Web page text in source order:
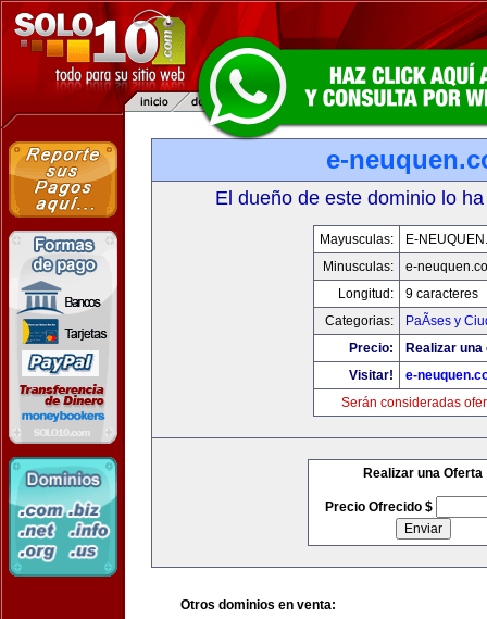
e-
El dueño de este dominio lo
Mayusculas:
E-
Minusculas:
e-
Longitud:
9 caracteres
Categorias:
PaÃ­ses y
Precio:
Realizar
Visitar!
e-
Serán consideradas
Realizar una Oferta
Precio Ofrecido $
Otros dominios en venta: